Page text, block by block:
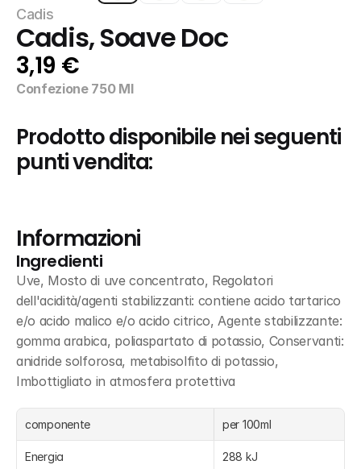
Cadis
Cadis, Soave Doc
3,19 €
Confezione 750 Ml
Prodotto disponibile nei seguenti
punti vendita:
Informazioni
Ingredienti
Uve, Mosto di uve concentrato, Regolatori
dell'acidità/agenti stabilizzanti: contiene acido tartarico
e/o acido malico e/o acido citrico, Agente stabilizzante:
gomma arabica, poliaspartato di potassio, Conservanti:
anidride solforosa, metabisolfito di potassio,
Imbottigliato in atmosfera protettiva
componente per 100ml
Energia 288 kJ